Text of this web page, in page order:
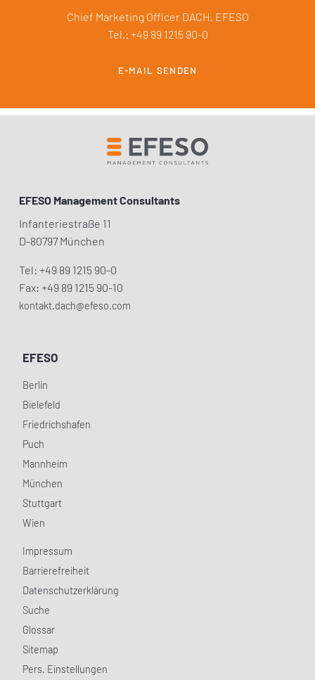
Chief Marketing Officer DACH, EFESO
Tel.: +49 89 1215 90-0
E-MAIL SENDEN
EFESO Management Consultants
Infanteriestraße 11
D-80797 München
Tel: +49 89 1215 90-0
Fax: +49 89 1215 90-10
kontakt.dach@efeso.com
EFESO
Berlin
Bielefeld
Friedrichshafen
Puch
Mannheim
München
Stuttgart
Wien
Impressum
Barrierefreiheit
Datenschutzerklärung
Suche
Glossar
Sitemap
Pers. Einstellungen